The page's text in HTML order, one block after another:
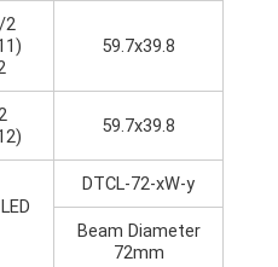
2
59.7x39.8
59.7x39.8
DTCL-72-xW-y
Beam Diameter
72mm